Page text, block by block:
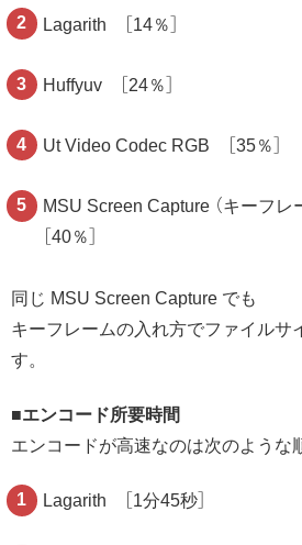
Lagarith ［14％］
Huffyuv ［24％］
Ut Video Codec RGB ［35％］
MSU Screen Capture （キーフ
［40％］
同じ MSU Screen Capture でも
キーフレームの入れ方でファイルサ
す。
■エンコード所要時間
エンコードが高速なのは次のような
Lagarith ［1分45秒］